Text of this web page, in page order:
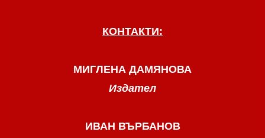
КОНТАКТИ:
МИГЛЕНА ДАМЯНОВА
Издател
ИВАН ВЪРБАНОВ